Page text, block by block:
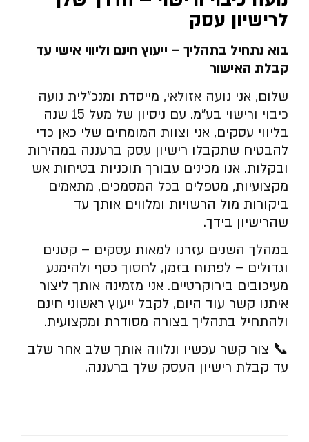
לרישיון עסק
בוא נתחיל בתהליך – ייעוץ חינם וליווי אישי עד
קבלת האישור
שלום, אני נועה אזולאי, מייסדת ומנכ”לית נועה
כיבוי ורישוי
בע”מ. עם ניסיון של מעל 15 שנה
בליווי עסקים, אני וצוות המומחים שלי כאן כדי
להבטיח שתקבלו רישיון עסק ברעננה במהירות
ובקלות. אנו מכינים עבורך תוכניות בטיחות אש
מקצועיות, מטפלים בכל המסמכים, מתאמים
ביקורות מול הרשויות ומלווים אותך עד
שהרישיון בידך.
במהלך השנים עזרנו למאות עסקים – קטנים
וגדולים – לפתוח בזמן, לחסוך כסף ולהימנע
מעיכובים בירוקרטיים. אני מזמינה אותך ליצור
איתנו קשר עוד היום, לקבל ייעוץ ראשוני חינם
ולהתחיל בתהליך בצורה מסודרת ומקצועית.
📞 צור קשר עכשיו ונלווה אותך שלב אחר שלב
עד קבלת רישיון העסק שלך ברעננה.